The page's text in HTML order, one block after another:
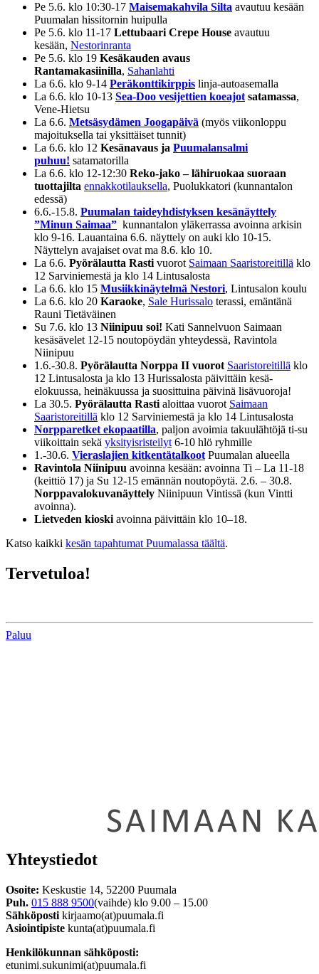
Pe 5.6. klo 10:30-17 Maisemakahvila Silta avautuu kesään
Puumalan hissitornin huipulla
Pe 5.6. klo 11-17 Lettubaari Crepe House avautuu
kesään, Nestorinranta
Pe 5.6. klo 19 Kesäkauden avaus
Rantamakasiinilla, Sahanlahti
La 6.6. klo 9-14 Peräkonttikirppis linja-autoasemalla
La 6.6. klo 10-13 Sea-Doo vesijettien koeajotsatamassa,
Vene-Hietsu
La 6.6. Metsäsydämen Joogapäivä (myös viikonloppu
majoituksella tai yksittäiset tunnit)
La 6.6. klo 12 Kesänavaus ja Puumalansalmi
puhuu! satamatorilla
La 6.6. klo 12-12:30 Reko-jako – lähiruokaa suoraan
tuottajilta ennakkotilauksella, Puolukkatori (kunnantalon
edessä)
6.6.-15.8. Puumalan taideyhdistyksen kesänäyttely
”Minun Saimaa” kunnantalon yläkerrassa avoinna arkisin
klo 9-16. Lauantaina 6.6. näyttely on auki klo 10-15.
Näyttelyn avajaiset ovat ma 8.6. klo 10.
La 6.6. Pyörälautta Rastivuorot Saimaan Saaristoreitillä klo
12 Sarviniemestä ja klo 14 Lintusalosta
La 6.6. klo 15 Musiikkinäytelmä Nestori, Lintusalon koulu
La 6.6. klo 20 Karaoke, Sale Hurissalo terassi, emäntänä
Rauni Tietäväinen
Su 7.6. klo 13 Niinipuu soi! Kati Sannelvuon Saimaan
kesäsävelet 12-15 noutopöydän yhteydessä, Ravintola
Niinipuu
1.6.-30.8. Pyörälautta Norppa II vuorot Saaristoreitillä klo
12 Lintusalosta ja klo 13 Hurissalosta päivittäin kesä-
elokuussa, heinäkuussa ja suosittuina päivinä lisävuoroja!
La 30.5. Pyörälautta Rastialoittaa vuorot Saimaan
Saaristoreitillä klo 12 Sarviniemestä ja klo 14 Lintusalosta
Norpparetket ekopaatilla, paljon avoimia takuulähtöjä ti-su
viikoittain sekä yksityisristeilyt6-10 hlö ryhmille
1.-30.6. Vieraslajien kitkentätalkootPuumalan alueella
Ravintola Niinipuu avoinna kesään: avoinna Ti – La 11-18
(keittiö 17) ja Su 12-15 emännän noutopöytä. 2.6. – 30.8.
Norppavalokuvanäyttely Niinipuun Vintissä (kun Vintti
avoinna).
Lietveden kioskiavoinna päivittäin klo 10–18.
Katso kaikki kesän tapahtumat Puumalassa täältä.
Tervetuloa!
Paluu
Yhteystiedot
Osoite: Keskustie 14, 52200 Puumala
Puh. 015 888 9500(vaihde) klo 9.00 – 15.00
Sähköposti kirjaamo(at)puumala.fi
Asiointipiste kunta(at)puumala.fi
Henkilökunnan sähköposti:
etunimi.sukunimi(at)puumala.fi